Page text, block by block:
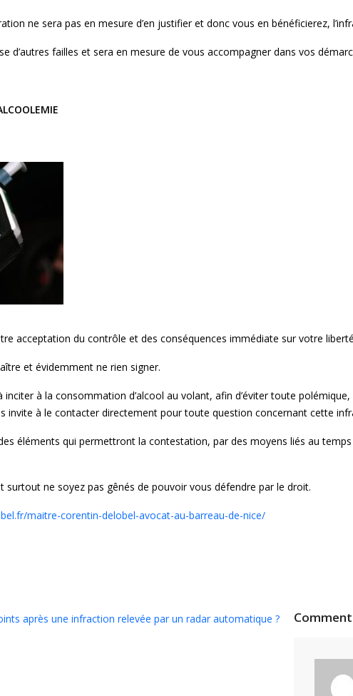
ne sera pas en mesure d’en justifier et donc vous en bénéficierez,
d’autres failles et sera en mesure de vous accompagner dans vos
acceptation du contrôle et des conséquences immédiate sur votre
et évidemment ne rien signer.
inciter à la consommation d’alcool au volant, afin d’éviter toute
invite à le contacter directement pour toute question concernant cette
éléments qui permettront la contestation, par des moyens liés au
surtout ne soyez pas gênés de pouvoir vous défendre par le droit.
maitre-corentin-delobel-avocat-au-barreau-de-nice/
après une infraction relevée par un radar automatique ?